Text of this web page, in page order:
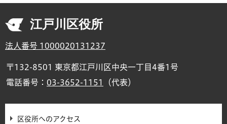
江戸川区役所
法人番号 1000020131237
〒132-8501 東京都江戸川区中央一丁目4番1号
電話番号： 03-3652-1151 （代表）
区役所へのアクセス